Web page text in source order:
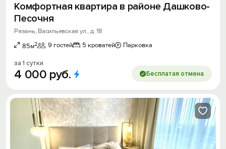
Комфортная квартира в paйoне Дашковo-
Пеcoчня
Рязань, Васильевская ул., д. 18
85м2 9 гостей 5 кроватей Парковка
за 1 сутки
4 000 руб. Бесплатая отмена